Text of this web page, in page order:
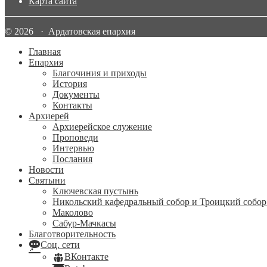
© 2026 · Ардатовская епархия
Главная
Епархия
Благочиния и приходы
История
Документы
Контакты
Архиерей
Архиерейское служение
Проповеди
Интервью
Послания
Новости
Святыни
Ключевская пустынь
Никольский кафедральный собор и Троицкий собор
Маколово
Сабур-Мачкасы
Благотворительность
Соц. сети
ВКонтакте